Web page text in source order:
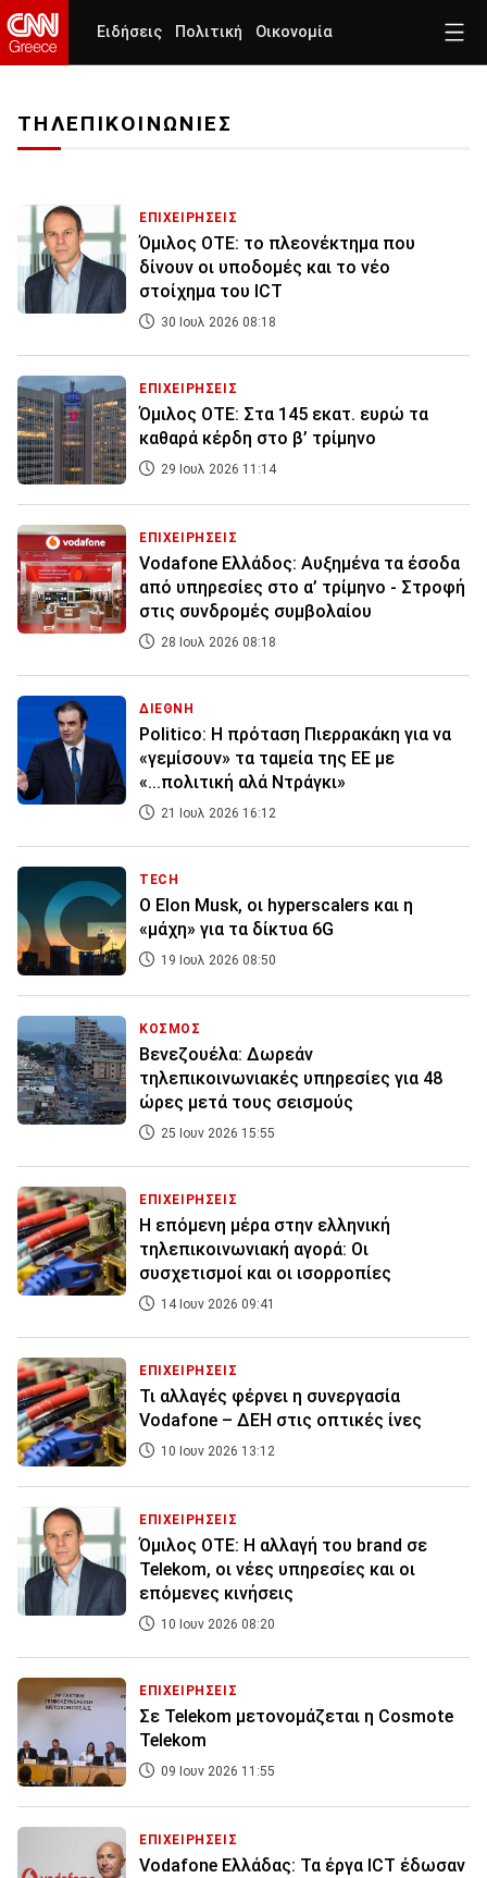
Ειδήσεις Πολιτική Οικονομία
ΤΗΛΕΠΙΚΟΙΝΩΝΙΕΣ
ΕΠΙΧΕΙΡΗΣΕΙΣ
Όμιλος ΟΤΕ: το πλεονέκτημα που
δίνουν οι υποδομές και το νέο
στοίχημα του ICT
30 Ιουλ 2026 08:18
ΕΠΙΧΕΙΡΗΣΕΙΣ
Όμιλος ΟΤΕ: Στα 145 εκατ. ευρώ τα
καθαρά κέρδη στο β’ τρίμηνο
29 Ιουλ 2026 11:14
ΕΠΙΧΕΙΡΗΣΕΙΣ
Vodafone Ελλάδος: Αυξημένα τα έσοδα
από υπηρεσίες στο α’ τρίμηνο - Στροφή
στις συνδρομές συμβολαίου
28 Ιουλ 2026 08:18
ΔΙΕΘΝΗ
Politico: Η πρόταση Πιερρακάκη για να
«γεμίσουν» τα ταμεία της ΕΕ με
«...πολιτική αλά Ντράγκι»
21 Ιουλ 2026 16:12
TECH
Ο Elon Musk, οι hyperscalers και η
«μάχη» για τα δίκτυα 6G
19 Ιουλ 2026 08:50
ΚΟΣΜΟΣ
Βενεζουέλα: Δωρεάν
τηλεπικοινωνιακές υπηρεσίες για 48
ώρες μετά τους σεισμούς
25 Ιουν 2026 15:55
ΕΠΙΧΕΙΡΗΣΕΙΣ
Η επόμενη μέρα στην ελληνική
τηλεπικοινωνιακή αγορά: Οι
συσχετισμοί και οι ισορροπίες
14 Ιουν 2026 09:41
ΕΠΙΧΕΙΡΗΣΕΙΣ
Τι αλλαγές φέρνει η συνεργασία
Vodafone – ΔΕΗ στις οπτικές ίνες
10 Ιουν 2026 13:12
ΕΠΙΧΕΙΡΗΣΕΙΣ
Όμιλος ΟΤΕ: Η αλλαγή του brand σε
Telekom, οι νέες υπηρεσίες και οι
επόμενες κινήσεις
10 Ιουν 2026 08:20
ΕΠΙΧΕΙΡΗΣΕΙΣ
Σε Telekom μετονομάζεται η Cosmote
Telekom
09 Ιουν 2026 11:55
ΕΠΙΧΕΙΡΗΣΕΙΣ
Vodafone Ελλάδας: Τα έργα ICT έδωσαν